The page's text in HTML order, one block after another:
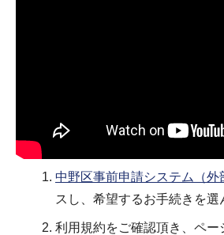
中野区事前申請システム（外
スし、希望するお手続きを選
利用規約をご確認頂き、ペー